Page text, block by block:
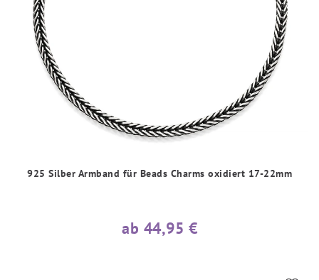
925 Silber Armband für Beads Charms oxidiert 17-22mm
ab 44,95 €